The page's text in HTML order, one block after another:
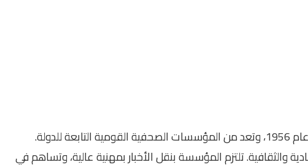
هي إحدى أقدم وأهم المؤسسات الصحفية في مصر، تأسست عام 1956، وتعد من المؤسسات الصحفية القومية التابعة للدولة.
والثقافية. تلتزم المؤسسة بنقل الأخبار بمهنية عالية، وتساهم في